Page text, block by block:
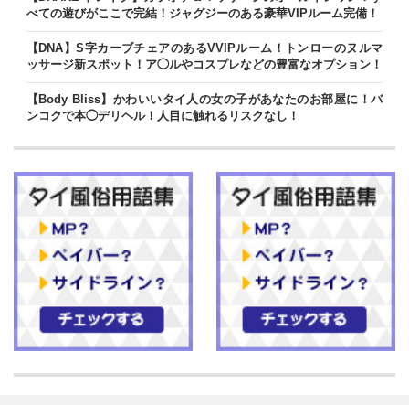
べての遊びがここで完結！ジャグジーのある豪華VIPルーム完備！
【DNA】S字カーブチェアのあるVVIPルーム！トンローのヌルマ
ッサージ新スポット！ア◯ルやコスプレなどの豊富なオプション！
【Body Bliss】かわいいタイ人の女の子があなたのお部屋に！バ
ンコクで本◯デリヘル！人目に触れるリスクなし！